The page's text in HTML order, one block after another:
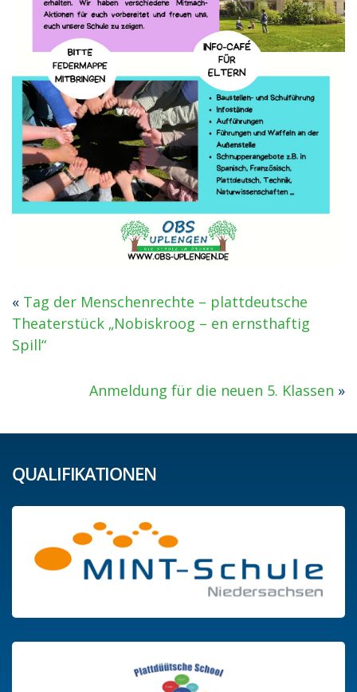
« Tag der Menschenrechte – plattdeutsche
Theaterstück „Nobiskroog – en ernsthaftig
Spill“
Anmeldung für die neuen 5. Klassen »
QUALIFIKATIONEN